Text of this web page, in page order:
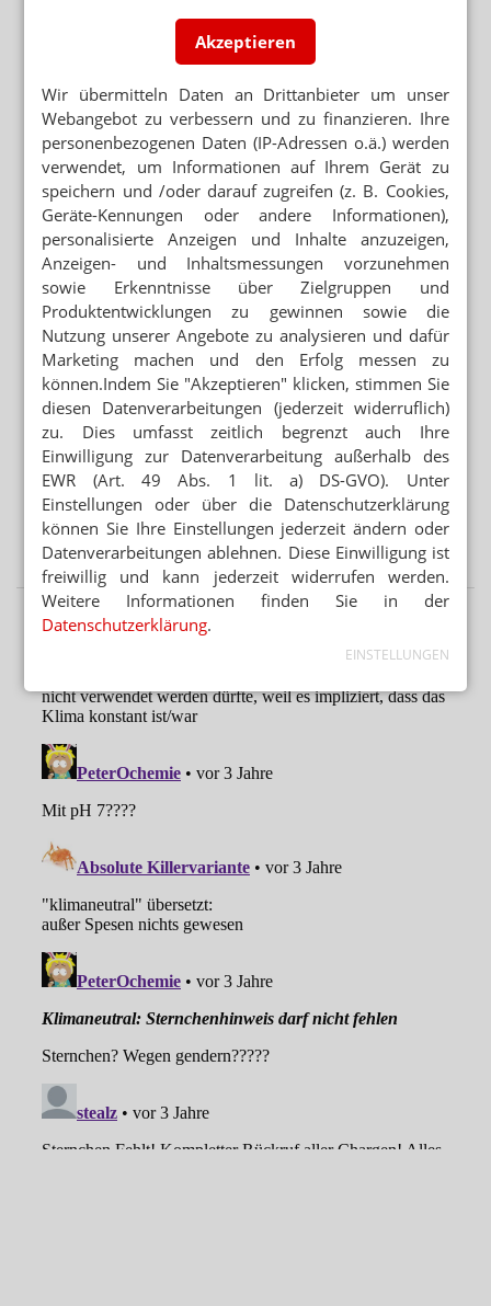
Akzeptieren
Wir übermitteln Daten an Drittanbieter um unser
Webangebot zu verbessern und zu finanzieren. Ihre
personenbezogenen Daten (IP-Adressen o.ä.) werden
verwendet, um Informationen auf Ihrem Gerät zu
speichern und /oder darauf zugreifen (z. B. Cookies,
Geräte-Kennungen oder andere Informationen),
personalisierte Anzeigen und Inhalte anzuzeigen,
Anzeigen- und Inhaltsmessungen vorzunehmen
sowie Erkenntnisse über Zielgruppen und
Produktentwicklungen zu gewinnen sowie die
Nutzung unserer Angebote zu analysieren und dafür
Marketing machen und den Erfolg messen zu
können.Indem Sie "Akzeptieren" klicken, stimmen Sie
diesen Datenverarbeitungen (jederzeit widerruflich)
zu. Dies umfasst zeitlich begrenzt auch Ihre
Einwilligung zur Datenverarbeitung außerhalb des
EWR (Art. 49 Abs. 1 lit. a) DS-GVO). Unter
Einstellungen oder über die Datenschutzerklärung
können Sie Ihre Einstellungen jederzeit ändern oder
Datenverarbeitungen ablehnen. Diese Einwilligung ist
freiwillig und kann jederzeit widerrufen werden.
Weitere Informationen finden Sie in der
Datenschutzerklärung.
EINSTELLUNGEN
Mehr zum Thema
Hanfparade: Demonstranten fordern umfassende
Legalisierung
„ES GEHT UM DIE ZUKUNFT UNSERER KINDER“
Kinder und soziale Medien: Ärzte kritisieren
Elternversagen
„DIESE REGIERUNG MUSS WEG“
Protest gegen die Bundesregierung
Mehr aus Ressort
DEAL LÄSST AUF SICH WARTEN
Platform Group: Polstermöbel vor AEP
PARTNER VON RX-PLATTFORMEN
Abnehmspritzen: Reimporteur spielt Versandapotheke
RX-MEDIKAMENTE OHNE REZEPT
Warteliste: Abnehmpille als Monatsabo